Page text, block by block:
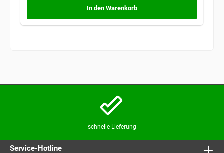
In den Warenkorb
schnelle Lieferung
Service-Hotline